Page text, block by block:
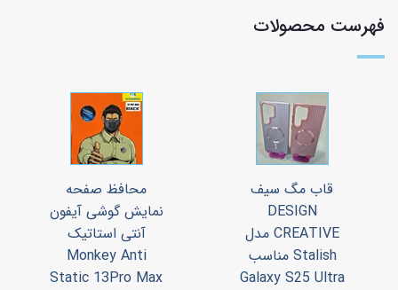
فهرست محصولات
قاب مگ سیف
DESIGN
CREATIVE مدل
Stalish مناسب
Galaxy S25 Ultra
محافظ صفحه
نمایش گوشی آیفون
آنتی استاتیک
Monkey Anti
Static 13Pro Max